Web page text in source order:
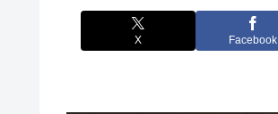
X Facebook